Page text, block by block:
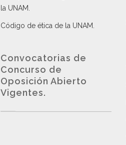
la UNAM
Código de ética de la UNAM
Convocatorias de
Concurso de
Oposición Abierto
Vigentes.